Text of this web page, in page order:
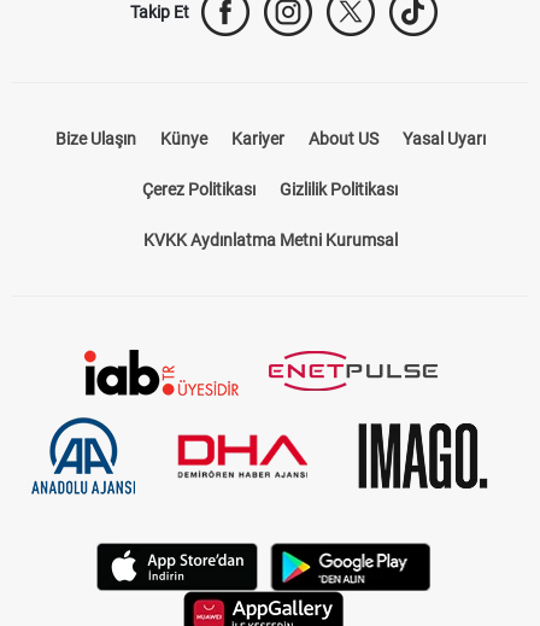
Takip Et
Bize Ulaşın Künye Kariyer About US Yasal Uyarı
Çerez Politikası Gizlilik Politikası
KVKK Aydınlatma Metni Kurumsal